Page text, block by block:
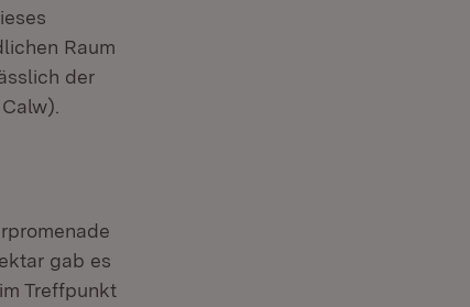
Raum
der
gab es
Treffpunkt